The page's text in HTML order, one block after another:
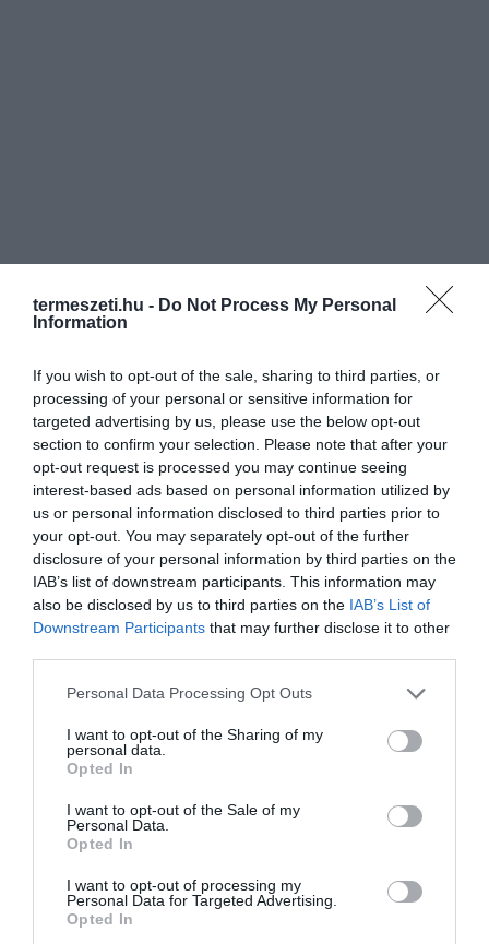
termeszeti.hu - Do Not Process My Personal
Information
If you wish to opt-out of the sale, sharing to third parties, or
processing of your personal or sensitive information for
targeted advertising by us, please use the below opt-out
section to confirm your selection. Please note that after your
opt-out request is processed you may continue seeing
interest-based ads based on personal information utilized by
us or personal information disclosed to third parties prior to
your opt-out. You may separately opt-out of the further
disclosure of your personal information by third parties on the
IAB’s list of downstream participants. This information may
also be disclosed by us to third parties on the IAB’s List of
Downstream Participants that may further disclose it to other
Please note that this website/app uses one or more Google
not limited to your visit or usage behaviour. You may click to
grant or deny consent to Google and its third-party tags to
use your data for below specified purposes in below Google
consent section.
Personal Data Processing Opt Outs
I want to opt-out of the Sharing of my
personal data.
Opted In
I want to opt-out of the Sale of my
Personal Data.
Opted In
I want to opt-out of processing my
Personal Data for Targeted Advertising.
Opted In